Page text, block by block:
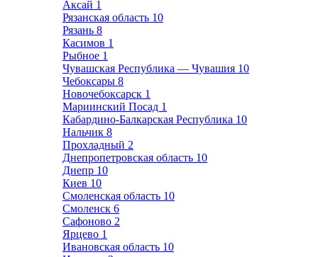
Аксай 1
Рязанская область 10
Рязань 8
Касимов 1
Рыбное 1
Чувашская Республика — Чувашия 10
Чебоксары 8
Новочебоксарск 1
Мариинский Посад 1
Кабардино-Балкарская Республика 10
Нальчик 8
Прохладный 2
Днепропетровская область 10
Днепр 10
Киев 10
Смоленская область 10
Смоленск 6
Сафоново 2
Ярцево 1
Ивановская область 10